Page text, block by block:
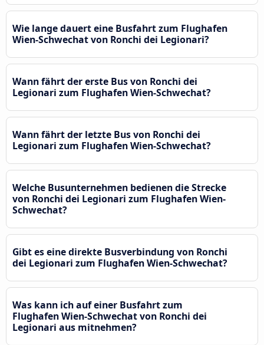
Wie lange dauert eine Busfahrt zum Flughafen
Wien-Schwechat von Ronchi dei Legionari?
Wann fährt der erste Bus von Ronchi dei
Legionari zum Flughafen Wien-Schwechat?
Wann fährt der letzte Bus von Ronchi dei
Legionari zum Flughafen Wien-Schwechat?
Welche Busunternehmen bedienen die Strecke
von Ronchi dei Legionari zum Flughafen Wien-
Schwechat?
Gibt es eine direkte Busverbindung von Ronchi
dei Legionari zum Flughafen Wien-Schwechat?
Was kann ich auf einer Busfahrt zum
Flughafen Wien-Schwechat von Ronchi dei
Legionari aus mitnehmen?